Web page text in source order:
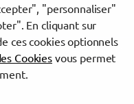
evermaps ©
"personnaliser"
En cliquant sur
ces cookies optionnels
Cookiesvous permet